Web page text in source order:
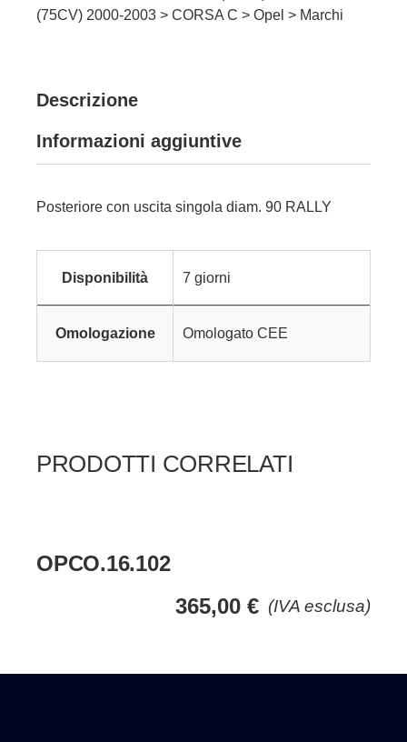
(75CV) 2000-2003 > CORSA C > Opel > Marchi
Descrizione
Informazioni aggiuntive
Posteriore con uscita singola diam. 90 RALLY
Disponibilità 7 giorni
Omologazione Omologato CEE
PRODOTTI CORRELATI
OPCO.16.102
(IVA esclusa)
365,00 €